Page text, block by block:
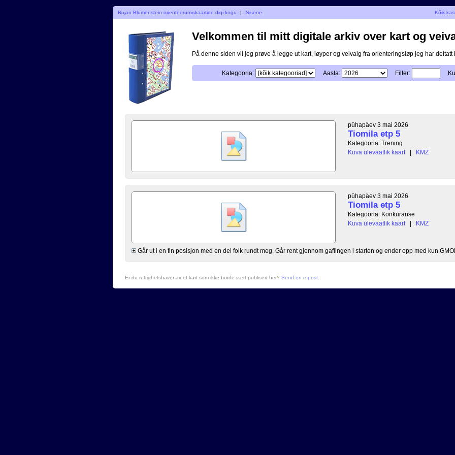
Bojan Blumenstein orienteerumiskaartide digi-kogu | Sisene Kõik
Velkommen til mitt digitale arkiv over kart og
På denne siden vil jeg prøve å legge ut kart, løyper og veivalg fra orienteringsløp jeg har deltatt i.
Kategooria: Aasta: Filter:
pühapäev 3 mai 2026
Tiomila etp 5
Kategooria: Trening
Kuva ülevaatlik kaart
| KMZ
pühapäev 3 mai 2026
Tiomila etp 5
Kategooria: Konkuranse
Kuva ülevaatlik kaart
| KMZ
Går ut i en fin posisjon med en del folk rundt meg. Går rent gjennom gaflingen i starten og ender opp med kun
Er du rettighetshaver av et kart som ikke burde vært publisert her? Send en e-post